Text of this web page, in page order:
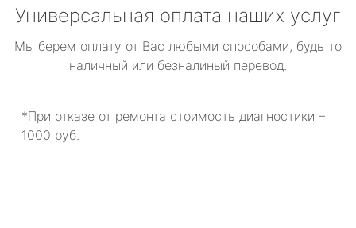
Универсальная оплата наших услуг
Мы берем оплату от Вас любыми способами, будь то
наличный или безналиный перевод.
*При отказе от ремонта стоимость диагностики –
1000 руб.